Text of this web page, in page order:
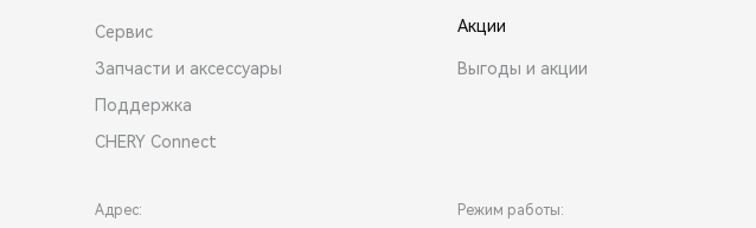
Сервис
Запчасти и аксессуары
Поддержка
CHERY Connect
Акции
Выгоды и акции
Адрес: Режим работы: